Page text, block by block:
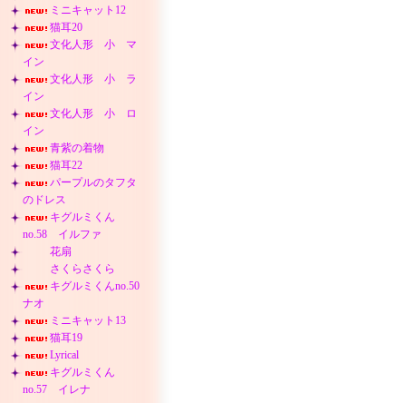
ミニキャット12
猫耳20
文化人形 小 マ
イン
文化人形 小 ラ
イン
文化人形 小 ロ
イン
青紫の着物
猫耳22
パープルのタフタ
のドレス
キグルミくん
no.58 イルファ
花扇
さくらさくら
キグルミくんno.50
ナオ
ミニキャット13
猫耳19
Lyrical
キグルミくん
no.57 イレナ